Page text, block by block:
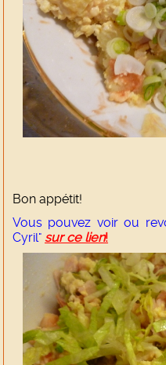
Bon appétit!
Vous pouvez voir ou
Cyril" sur ce lien!